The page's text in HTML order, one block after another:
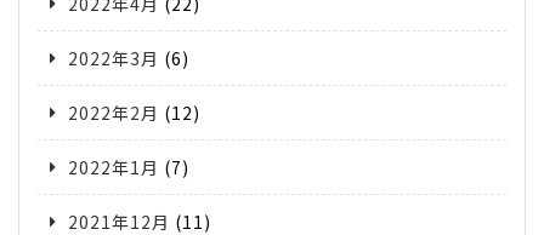
2022年3月 (6)
2022年2月 (12)
2022年1月 (7)
2021年12月 (11)